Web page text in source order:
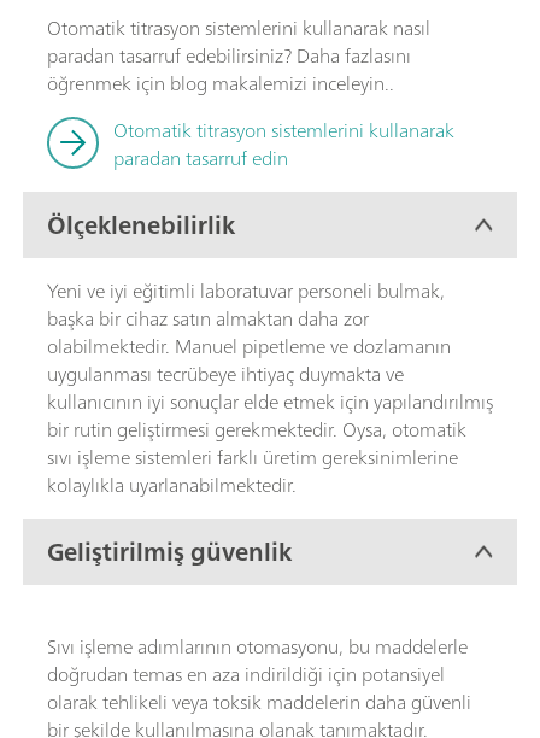
Otomatik titrasyon sistemlerini kullanarak nasıl
paradan tasarruf edebilirsiniz? Daha fazlasını
öğrenmek için blog makalemizi inceleyin..
Otomatik titrasyon sistemlerini kullanarak
paradan tasarruf edin
Ölçeklenebilirlik
Yeni ve iyi eğitimli laboratuvar personeli bulmak,
başka bir cihaz satın almaktan daha zor
olabilmektedir. Manuel pipetleme ve dozlamanın
uygulanması tecrübeye ihtiyaç duymakta ve
kullanıcının iyi sonuçlar elde etmek için yapılandırılmış
bir rutin geliştirmesi gerekmektedir. Oysa, otomatik
sıvı işleme sistemleri farklı üretim gereksinimlerine
kolaylıkla uyarlanabilmektedir.
Geliştirilmiş güvenlik
Sıvı işleme adımlarının otomasyonu, bu maddelerle
doğrudan temas en aza indirildiği için potansiyel
olarak tehlikeli veya toksik maddelerin daha güvenli
bir şekilde kullanılmasına olanak tanımaktadır.